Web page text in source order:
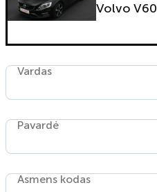
Volvo V60
Vardas
Pavardė
Asmens kodas